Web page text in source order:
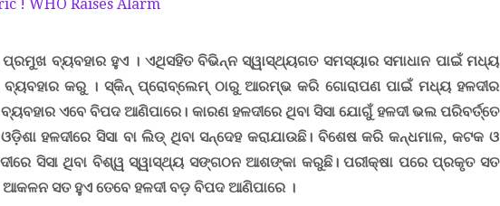
ପ୍ରମୁଖ ବ୍ୟବହାର ହୁଏ । ଏଥିସହିତ ବିଭିନ୍ନ ସ୍ୱାସ୍ଥ୍ୟଗତ ସମସ୍ୟାର ସମାଧାନ ପାଇଁ ମଧ୍ୟ
କରୁ । ସ୍କିନ୍ ପ୍ରୋବ୍ଲେମ୍ ଠାରୁ ଆରମ୍ଭ କରି ଗୋରାପଣ ପାଇଁ ମଧ୍ୟ ହଳଦୀର
ଏବେ ବିପଦ ଆଣିପାରେ। କାରଣ ହଳଦୀରେ ଥିବା ସିସା ଯୋଗୁଁ ହଳଦୀ ଭଲ ପରିବର୍ତ୍ତେ
ହଳଦୀରେ ସିସା ବା ଲିଡ୍ ଥିବା ସନ୍ଦେହ କରାଯାଉଛି। ବିଶେଷ କରି କନ୍ଧମାଳ, କଟକ ଓ
ସିସା ଥିବା ବିଶ୍ୱ ସ୍ୱାସ୍ଥ୍ୟ ସଙ୍ଗଠନ ଆଶଙ୍କା କରୁଛି। ପରୀକ୍ଷା ପରେ ପ୍ରକୃତ ସତ
ଆକଳନ ସତ ହୁଏ ତେବେ ହଳଦୀ ବଡ଼ ବିପଦ ଆଣିପାରେ ।